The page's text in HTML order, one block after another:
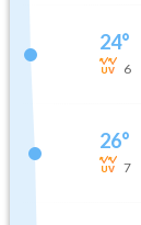
24°
6
26°
7